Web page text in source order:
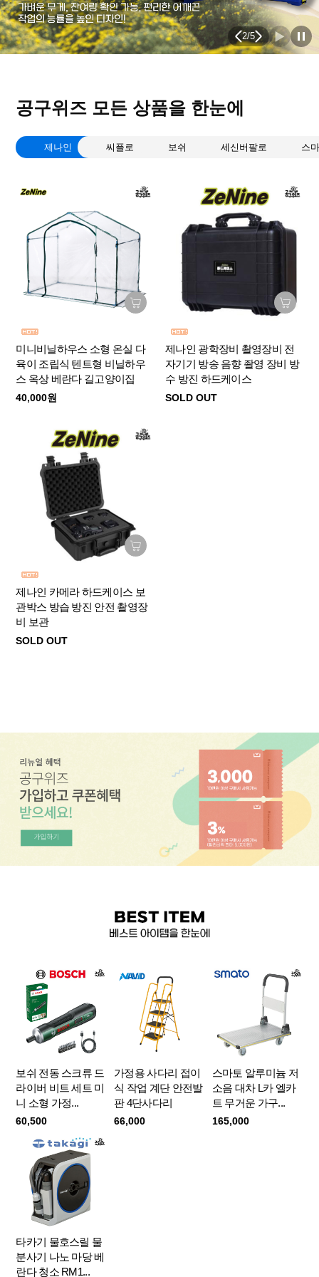
2/5
공구위즈 모든 상품을 한눈에
제나인 씨플로 보쉬 세신버팔로 스
미니비닐하우스 소형 온실 다
육이 조립식 텐트형 비닐하우
스 옥상 베란다 길고양이집
40,000원
제나인 광학장비 촬영장비 전
자기기 방송 음향 좔영 장비 방
수 방진 하드케이스
SOLD OUT
제나인 카메라 하드케이스 보
관박스 방습 방진 안전 촬영장
비 보관
SOLD OUT
보쉬 전동 스크류 드
라이버 비트 세트 미
니 소형 가정...
60,500
가정용 사다리 접이
식 작업 계단 안전발
판 4단사다리
66,000
스마토 알루미늄 저
소음 대차 L카 엘카
트 무거운 가구...
165,000
타카기 물호스릴 물
분사기 나노 마당 베
란다 청소 RM1...